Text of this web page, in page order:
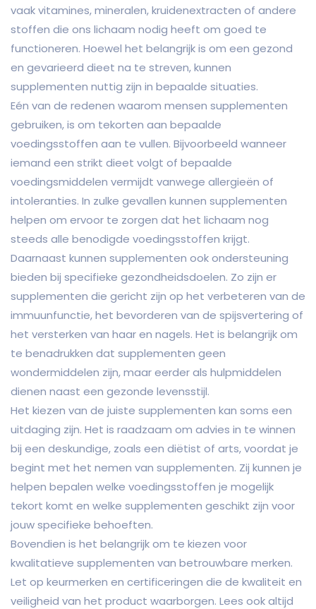
vaak vitamines, mineralen, kruidenextracten of andere
stoffen die ons lichaam nodig heeft om goed te
functioneren. Hoewel het belangrijk is om een gezond
en gevarieerd dieet na te streven, kunnen
supplementen nuttig zijn in bepaalde situaties.
Eén van de redenen waarom mensen supplementen
gebruiken, is om tekorten aan bepaalde
voedingsstoffen aan te vullen. Bijvoorbeeld wanneer
iemand een strikt dieet volgt of bepaalde
voedingsmiddelen vermijdt vanwege allergieën of
intoleranties. In zulke gevallen kunnen supplementen
helpen om ervoor te zorgen dat het lichaam nog
steeds alle benodigde voedingsstoffen krijgt.
Daarnaast kunnen supplementen ook ondersteuning
bieden bij specifieke gezondheidsdoelen. Zo zijn er
supplementen die gericht zijn op het verbeteren van de
immuunfunctie, het bevorderen van de spijsvertering of
het versterken van haar en nagels. Het is belangrijk om
te benadrukken dat supplementen geen
wondermiddelen zijn, maar eerder als hulpmiddelen
dienen naast een gezonde levensstijl.
Het kiezen van de juiste supplementen kan soms een
uitdaging zijn. Het is raadzaam om advies in te winnen
bij een deskundige, zoals een diëtist of arts, voordat je
begint met het nemen van supplementen. Zij kunnen je
helpen bepalen welke voedingsstoffen je mogelijk
tekort komt en welke supplementen geschikt zijn voor
jouw specifieke behoeften.
Bovendien is het belangrijk om te kiezen voor
kwalitatieve supplementen van betrouwbare merken.
Let op keurmerken en certificeringen die de kwaliteit en
veiligheid van het product waarborgen. Lees ook altijd